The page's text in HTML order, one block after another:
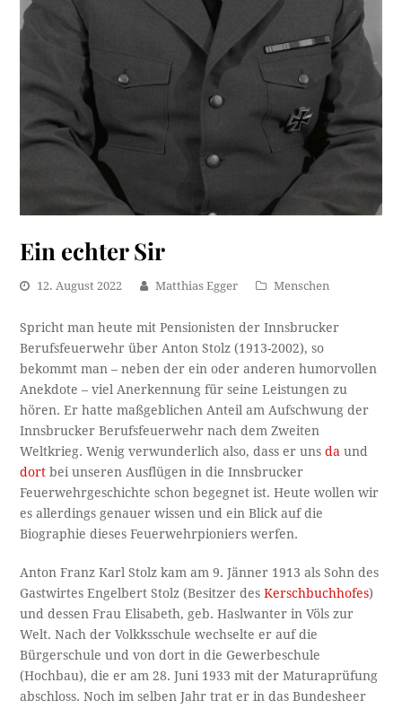
Ein echter Sir
12. August 2022 Matthias Egger Menschen
Spricht man heute mit Pensionisten der Innsbrucker
Berufsfeuerwehr über Anton Stolz (1913-2002), so
bekommt man – neben der ein oder anderen humorvollen
Anekdote – viel Anerkennung für seine Leistungen zu
hören. Er hatte maßgeblichen Anteil am Aufschwung der
Innsbrucker Berufsfeuerwehr nach dem Zweiten
Weltkrieg. Wenig verwunderlich also, dass er unsda und
dort bei unseren Ausflügen in die Innsbrucker
Feuerwehrgeschichte schon begegnet ist. Heute wollen wir
es allerdings genauer wissen und ein Blick auf die
Biographie dieses Feuerwehrpioniers werfen.
Anton Franz Karl Stolz kam am 9. Jänner 1913 als Sohn des
Gastwirtes Engelbert Stolz (Besitzer desKerschbuchhofes)
und dessen Frau Elisabeth, geb. Haslwanter in Völs zur
Welt. Nach der Volkksschule wechselte er auf die
Bürgerschule und von dort in die Gewerbeschule
(Hochbau), die er am 28. Juni 1933 mit der Maturaprüfung
abschloss. Noch im selben Jahr trat er in das Bundesheer